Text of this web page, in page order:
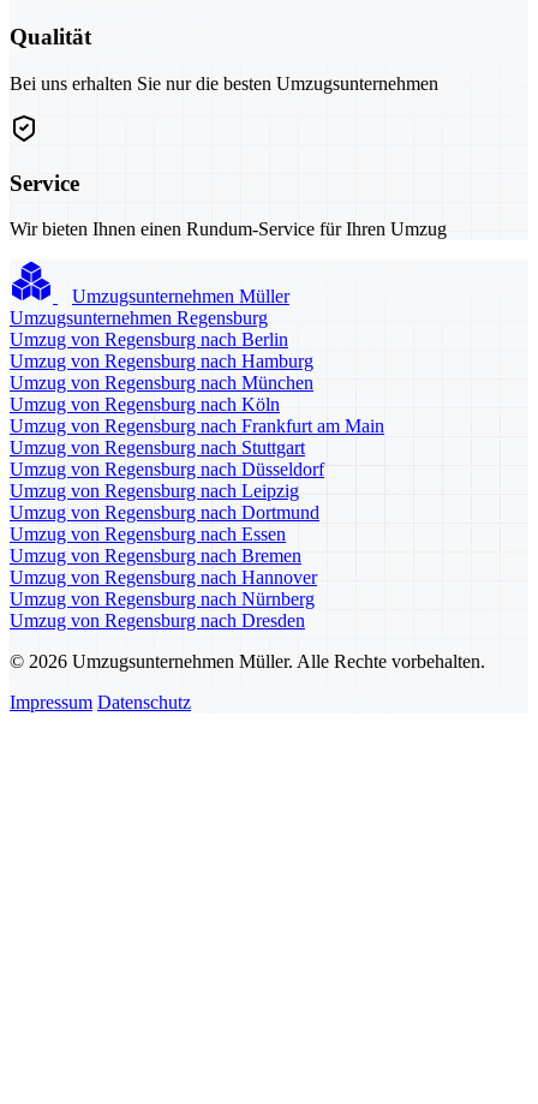
Qualität
Bei uns erhalten Sie nur die besten Umzugsunternehmen
Service
Wir bieten Ihnen einen Rundum-Service für Ihren Umzug
Umzugsunternehmen Müller
Umzugsunternehmen Regensburg
Umzug von Regensburg nach Berlin
Umzug von Regensburg nach Hamburg
Umzug von Regensburg nach München
Umzug von Regensburg nach Köln
Umzug von Regensburg nach Frankfurt am Main
Umzug von Regensburg nach Stuttgart
Umzug von Regensburg nach Düsseldorf
Umzug von Regensburg nach Leipzig
Umzug von Regensburg nach Dortmund
Umzug von Regensburg nach Essen
Umzug von Regensburg nach Bremen
Umzug von Regensburg nach Hannover
Umzug von Regensburg nach Nürnberg
Umzug von Regensburg nach Dresden
© 2026 Umzugsunternehmen Müller. Alle Rechte vorbehalten.
Impressum Datenschutz